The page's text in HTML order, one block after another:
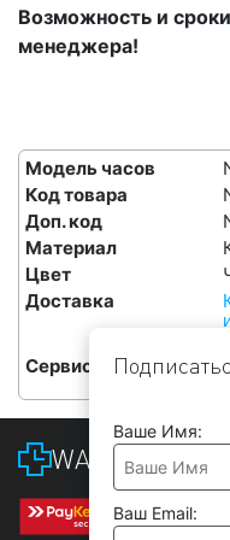
Ваше Имя:
Ваш Email:
Возможность и
менеджера!
Модель часов
Код товара
Доп. код
Материал
Цвет
Доставка
Сервис
WATCHBAND